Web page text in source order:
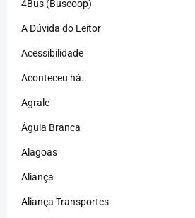
4Bus (Buscoop)
A Dúvida do Leitor
Acessibilidade
Aconteceu há..
Agrale
Águia Branca
Alagoas
Aliança
Aliança Transportes